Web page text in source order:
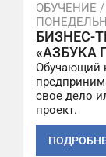
ОБУЧЕНИЕ /
БИЗНЕС-
«АЗБУКА
Обучающий
свое дело
проект.